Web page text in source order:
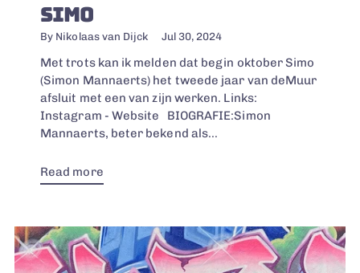
SIMO
By Nikolaas van Dijck Jul 30, 2024
Met trots kan ik melden dat begin oktober Simo
(Simon Mannaerts) het tweede jaar van deMuur
afsluit met een van zijn werken. Links:
Instagram - Website BIOGRAFIE:Simon
Mannaerts, beter bekend als...
Read more